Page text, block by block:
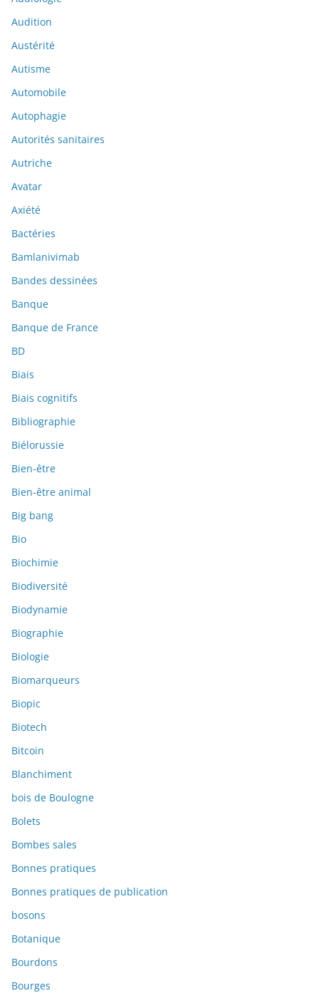
Audition
Austérité
Autisme
Automobile
Autophagie
Autorités sanitaires
Autriche
Avatar
Axiété
Bactéries
Bamlanivimab
Bandes dessinées
Banque
Banque de France
BD
Biais
Biais cognitifs
Bibliographie
Biélorussie
Bien-être
Bien-être animal
Big bang
Bio
Biochimie
Biodiversité
Biodynamie
Biographie
Biologie
Biomarqueurs
Biopic
Biotech
Bitcoin
Blanchiment
bois de Boulogne
Bolets
Bombes sales
Bonnes pratiques
Bonnes pratiques de publication
bosons
Botanique
Bourdons
Bourges